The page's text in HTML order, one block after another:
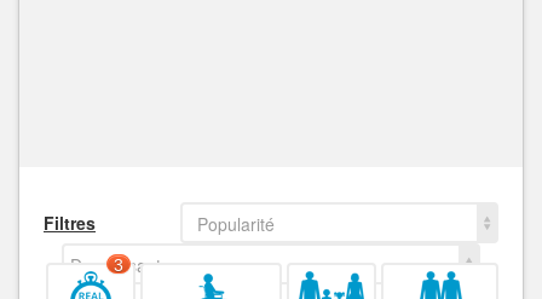
Filtres
Popularité
Decroissant
3